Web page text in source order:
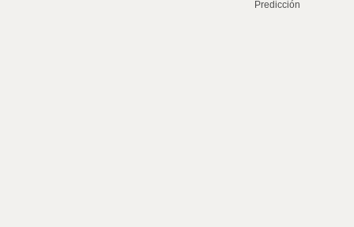
Predicción